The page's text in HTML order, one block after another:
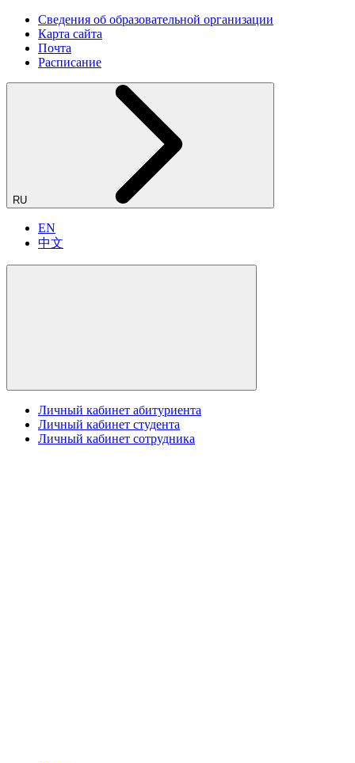
Сведения об образовательной организации
Карта сайта
Почта
Расписание
RU
EN
中文
Личный кабинет абитуриента
Личный кабинет студента
Личный кабинет сотрудника